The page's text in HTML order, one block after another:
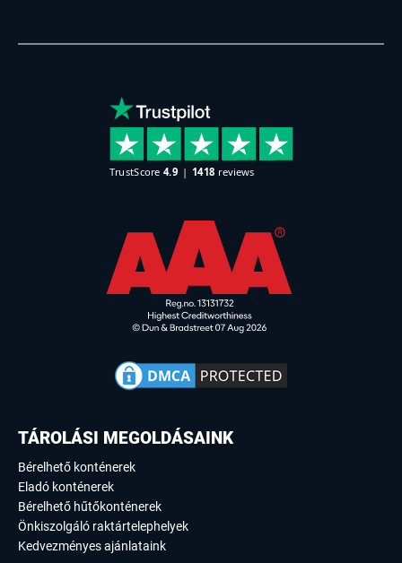
TÁROLÁSI MEGOLDÁSAINK
Bérelhető konténerek
Eladó konténerek
Bérelhető hűtőkonténerek
Önkiszolgáló raktártelephelyek
Kedvezményes ajánlataink